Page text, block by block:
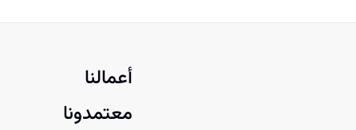
أعمالنا
معتمدونا